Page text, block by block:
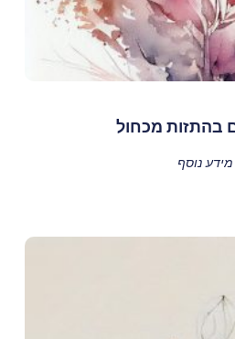
בהתזות מכחול
מידע נוסף